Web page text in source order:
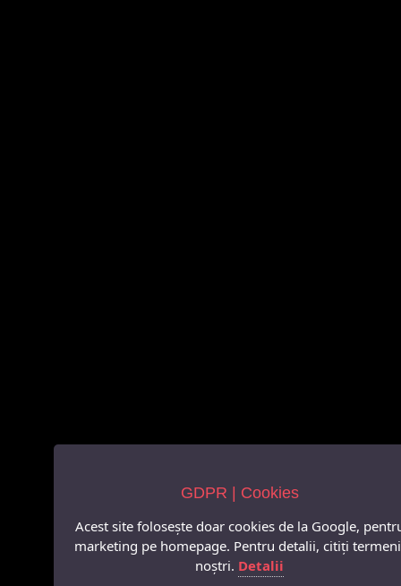
GDPR | Cookies
Acest site folosește doar cookies de la Google,
marketing pe homepage. Pentru detalii, citiți
noștri. Detalii